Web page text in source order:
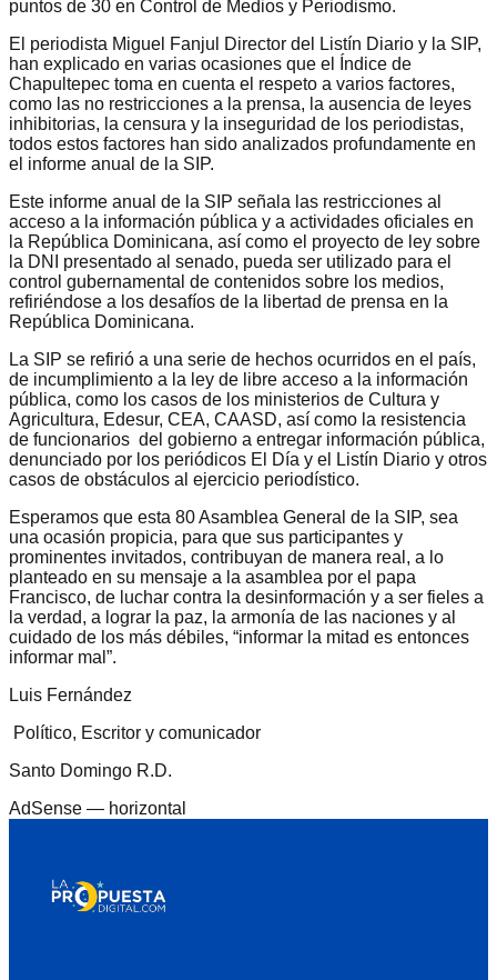
puntos de 30 en Control de Medios y Periodismo.
El periodista Miguel Fanjul Director del Listín Diario y la SIP,
han explicado en varias ocasiones que el Índice de
Chapultepec toma en cuenta el respeto a varios factores,
como las no restricciones a la prensa, la ausencia de leyes
inhibitorias, la censura y la inseguridad de los periodistas,
todos estos factores han sido analizados profundamente en
el informe anual de la SIP.
Este informe anual de la SIP señala las restricciones al
acceso a la información pública y a actividades oficiales en
la República Dominicana, así como el proyecto de ley sobre
la DNI presentado al senado, pueda ser utilizado para el
control gubernamental de contenidos sobre los medios,
refiriéndose a los desafíos de la libertad de prensa en la
República Dominicana.
La SIP se refirió a una serie de hechos ocurridos en el país,
de incumplimiento a la ley de libre acceso a la información
pública, como los casos de los ministerios de Cultura y
Agricultura, Edesur, CEA, CAASD, así como la resistencia
de funcionarios del gobierno a entregar información pública,
denunciado por los periódicos El Día y el Listín Diario y otros
casos de obstáculos al ejercicio periodístico.
Esperamos que esta 80 Asamblea General de la SIP, sea
una ocasión propicia, para que sus participantes y
prominentes invitados, contribuyan de manera real, a lo
planteado en su mensaje a la asamblea por el papa
Francisco, de luchar contra la desinformación y a ser fieles a
la verdad, a lograr la paz, la armonía de las naciones y al
cuidado de los más débiles, “informar la mitad es entonces
informar mal”.
Luis Fernández
Político, Escritor y comunicador
Santo Domingo R.D.
AdSense — horizontal